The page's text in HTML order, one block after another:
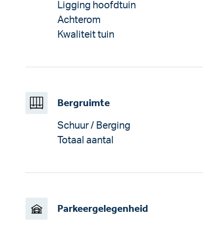
Ligging hoofdtuin
Achterom
Kwaliteit tuin
Bergruimte
Schuur / Berging
Totaal aantal
Parkeergelegenheid